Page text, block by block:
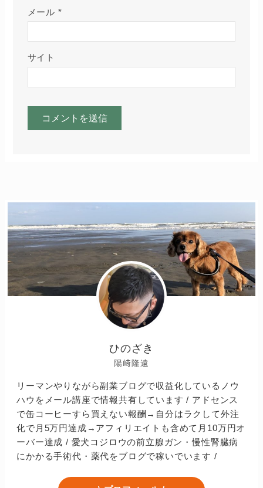
メール *
サイト
ひのざき
陽﨑隆遠
リーマンやりながら副業ブログで収益化しているノウ
ハウをメール講座で情報共有しています / アドセンス
で缶コーヒーすら買えない報酬→自分はラクして外注
化で月5万円達成→アフィリエイトも含めて月10万円オ
ーバー達成 / 愛犬コジロウの前立腺ガン・慢性腎臓病
にかかる手術代・薬代をブログで稼いでいます /